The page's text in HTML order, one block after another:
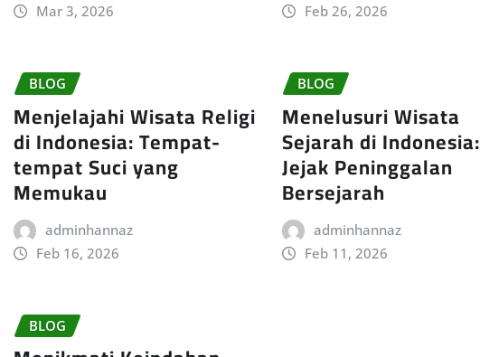
Mar 3, 2026
Feb 26, 2026
BLOG
Menjelajahi Wisata Religi
di Indonesia: Tempat-
tempat Suci yang
Memukau
adminhannaz
Feb 16, 2026
BLOG
Menelusuri Wisata
Sejarah di Indonesia:
Jejak Peninggalan
Bersejarah
adminhannaz
Feb 11, 2026
BLOG